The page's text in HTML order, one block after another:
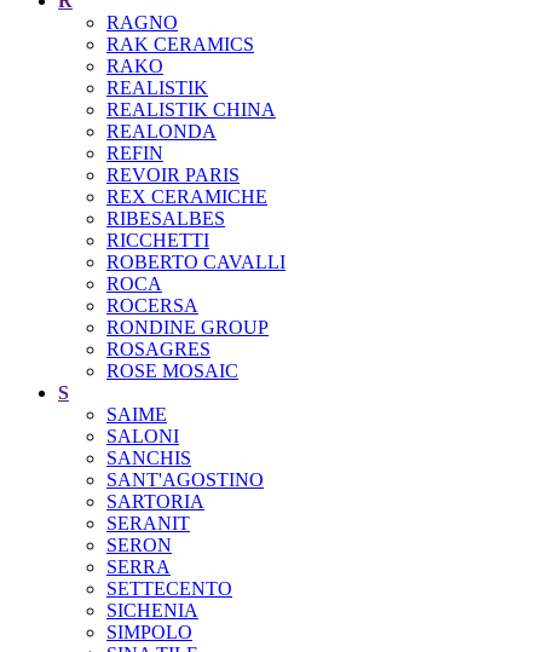
RAGNO
RAK CERAMICS
RAKO
REALISTIK
REALISTIK CHINA
REALONDA
REFIN
REVOIR PARIS
REX CERAMICHE
RIBESALBES
RICCHETTI
ROBERTO CAVALLI
ROCA
ROCERSA
RONDINE GROUP
ROSAGRES
ROSE MOSAIC
S
SAIME
SALONI
SANCHIS
SANT'AGOSTINO
SARTORIA
SERANIT
SERON
SERRA
SETTECENTO
SICHENIA
SIMPOLO